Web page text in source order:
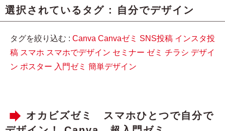
選択されているタグ : 自分でデザイン
タグを絞り込む : Canva Canvaゼミ SNS投稿 インスタ投
稿 スマホ スマホでデザイン セミナー ゼミ チラシ デザイ
ン ポスター 入門ゼミ 簡単デザイン
オカビズゼミ スマホひとつで自分で